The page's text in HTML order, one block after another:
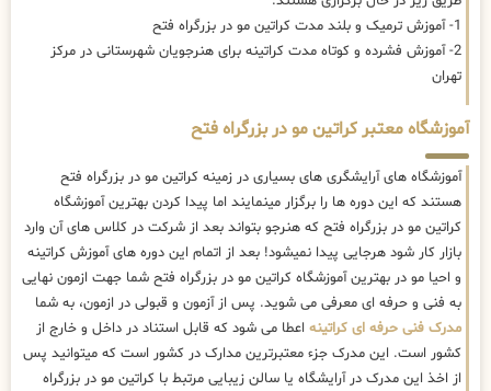
1- آموزش ترمیک و بلند مدت کراتین مو در بزرگراه فتح
2- آموزش فشرده و کوتاه مدت کراتینه برای هنرجویان شهرستانی در مرکز
تهران
آموزشگاه معتبر کراتین مو در بزرگراه فتح
آموزشگاه های آرایشگری های بسیاری در زمینه کراتین مو در بزرگراه فتح
هستند که این دوره ها را برگزار مینمایند اما پیدا کردن بهترین آموزشگاه
کراتین مو در بزرگراه فتح که هنرجو بتواند بعد از شرکت در کلاس های آن وارد
بازار کار شود هرجایی پیدا نمیشود! بعد از اتمام این دوره های آموزش کراتینه
و احیا مو در بهترین آموزشگاه کراتین مو در بزرگراه فتح شما جهت ازمون نهایی
به فنی و حرفه ای معرفی می شوید. پس از آزمون و قبولی در ازمون، به شما
مدرک فنی حرفه ای کراتینه اعطا می شود که قابل استناد در داخل و خارج از
کشور است. این مدرک جزء معتبرترین مدارک در کشور است که میتوانید پس
از اخذ این مدرک در آرایشگاه یا سالن زیبایی مرتبط با کراتین مو در بزرگراه